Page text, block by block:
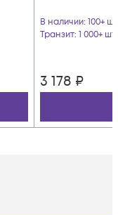
В наличии: 100+ шт
Транзит: 1 000+ шт
3 178 ₽